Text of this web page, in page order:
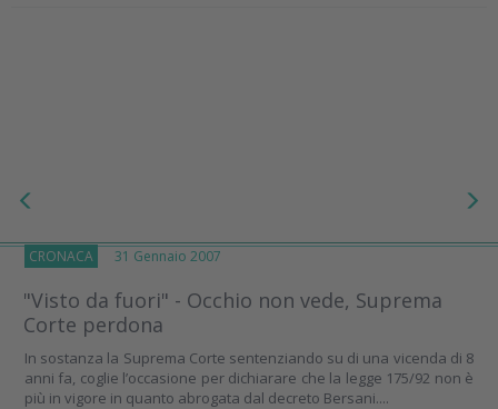
CRONACA 31 Gennaio 2007
"Visto da fuori" - Occhio non vede, Suprema
Corte perdona
In sostanza la Suprema Corte sentenziando su di una vicenda di 8
anni fa, coglie l’occasione per dichiarare che la legge 175/92 non è
più in vigore in quanto abrogata dal decreto Bersani....